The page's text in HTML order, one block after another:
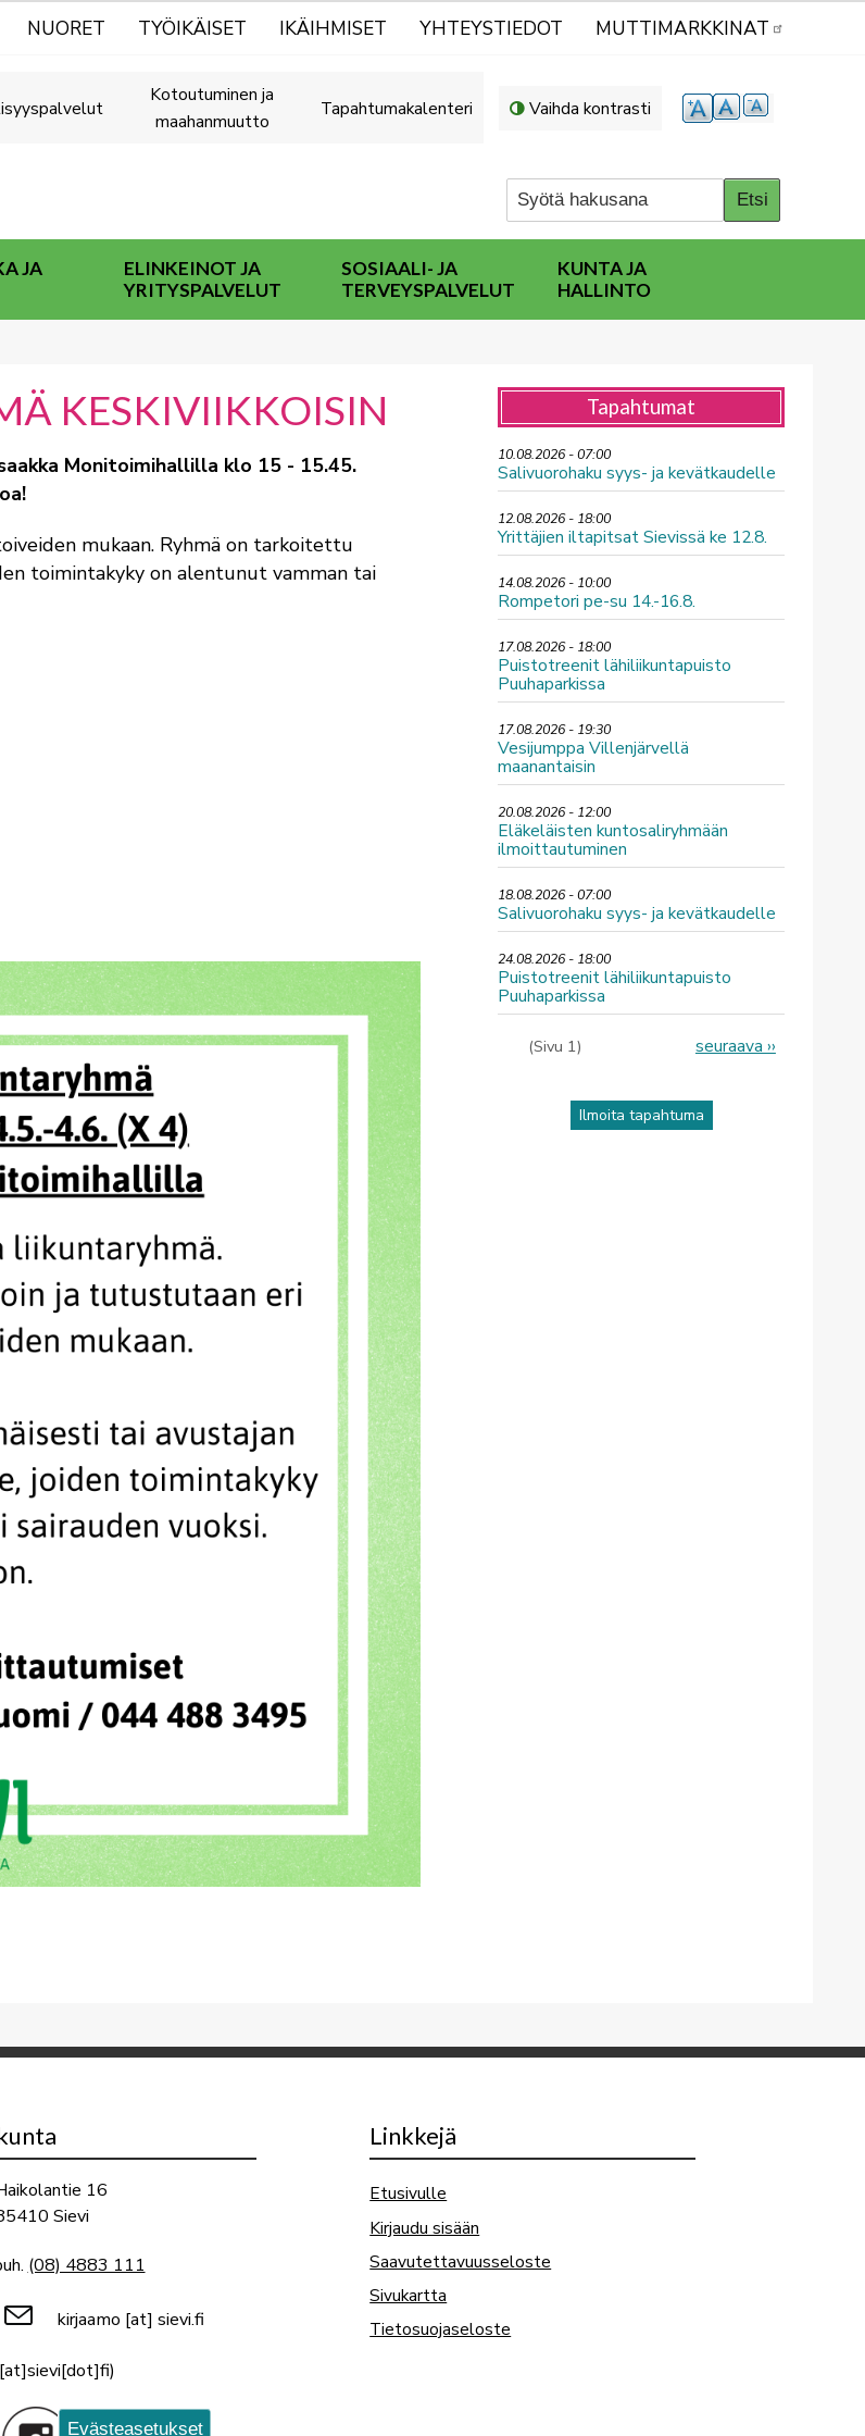
NUORET TYÖIKÄISET IKÄIHMISET YHTEYSTIEDOT MUTTIMARKKINAT
Kotoutuminen ja
maahanmuutto
Tapahtumakalenteri Vaihda kontrasti
JA
ELINKEINOT JA
YRITYSPALVELUT
SOSIAALI- JA
TERVEYSPALVELUT
KUNTA JA
HALLINTO
KESKIVIIKKOISIN
Monitoimihallilla klo 15 - 15.45.
mukaan. Ryhmä on tarkoitettu
toimintakyky on alentunut vamman tai
Tapahtumat
10.08.2026 - 07:00
Salivuorohaku syys- ja kevätkaudelle
12.08.2026 - 18:00
Yrittäjien iltapitsat Sievissä ke 12.8.
14.08.2026 - 10:00
Rompetori pe-su 14.-16.8.
17.08.2026 - 18:00
Puistotreenit lähiliikuntapuisto
Puuhaparkissa
17.08.2026 - 19:30
Vesijumppa Villenjärvellä
maanantaisin
20.08.2026 - 12:00
Eläkeläisten kuntosaliryhmään
ilmoittautuminen
18.08.2026 - 07:00
Salivuorohaku syys- ja kevätkaudelle
24.08.2026 - 18:00
Puistotreenit lähiliikuntapuisto
Puuhaparkissa
Sivutus
(Sivu 1)
Seuraava
seuraava ››
Ilmoita tapahtuma
16
Sievi
(08) 4883 111
kirjaamo [at] sievi.fi
Linkkejä
Etusivulle
Kirjaudu sisään
Saavutettavuusseloste
Sivukartta
Tietosuojaseloste
Evästeasetukset